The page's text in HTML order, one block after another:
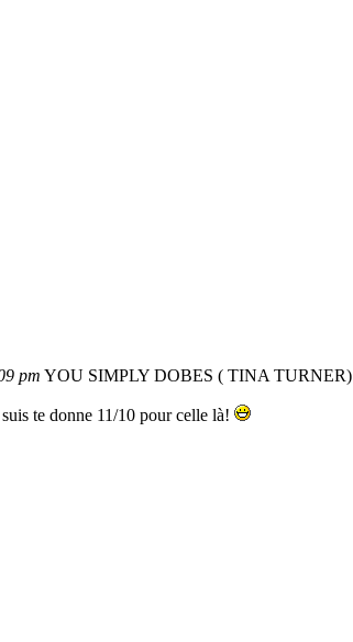
pm YOU SIMPLY DOBES ( TINA TURNER)
te donne 11/10 pour celle là!